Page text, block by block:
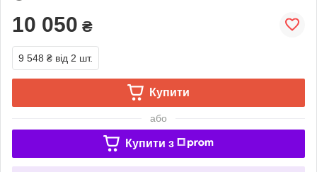
10 050 ₴
9 548 ₴ від 2 шт.
Купити
або
Купити з